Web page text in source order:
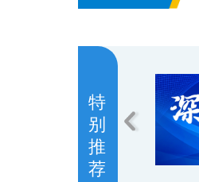
特
别
推
荐